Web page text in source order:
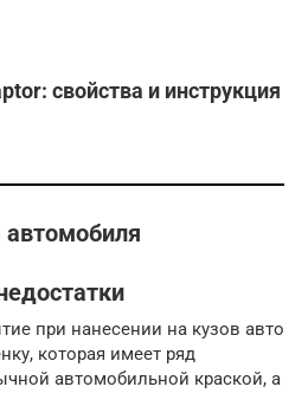
свойства и инструкция
автомобиля
при нанесении на кузов авто
которая имеет ряд
автомобильной краской, а